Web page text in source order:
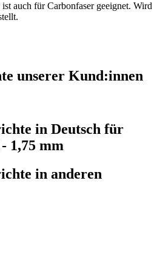
auch für Carbonfaser geeignet. Wird
unserer Kund:innen
in Deutsch für
1,75 mm
in anderen